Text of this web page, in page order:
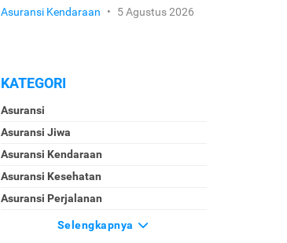
Asuransi Kendaraan • 5 Agustus 2026
KATEGORI
Asuransi
Asuransi Jiwa
Asuransi Kendaraan
Asuransi Kesehatan
Asuransi Perjalanan
Selengkapnya